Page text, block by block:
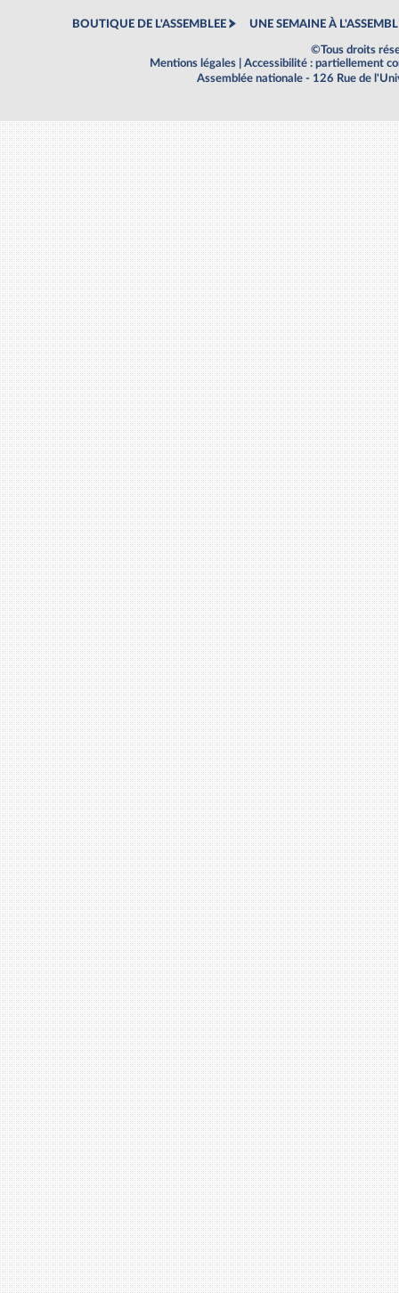
BOUTIQUE DE L'ASSEMBLEE UNE SEMAINE À
©Tous droits
Mentions légales
Accessibilité : partiellement
Assemblée nationale - 126 Rue de